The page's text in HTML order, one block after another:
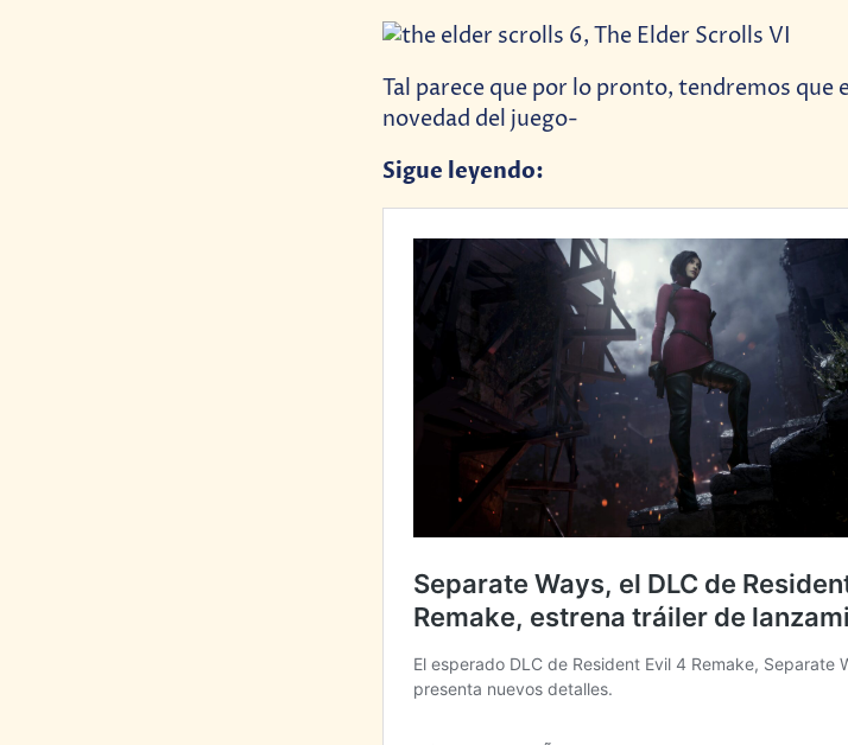
Tal parece que por lo pronto, tendremos que
novedad del juego-
Sigue leyendo: